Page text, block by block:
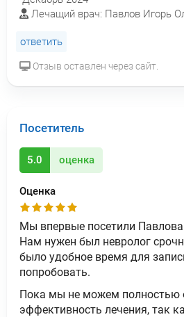
Лечащий врач: Павлов Игорь
ответить
Отзыв оставлен через сайт.
Посетитель
5.0 оценка
Оценка
Мы впервые посетили
Нам нужен был невролог
было удобное время для
попробовать.
Пока мы не можем полностью
эффективность лечения, так